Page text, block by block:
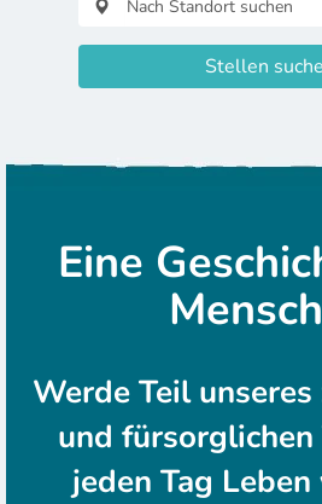
Stellen
Eine
Werde Teil
und fürsorglichen
jeden Tag